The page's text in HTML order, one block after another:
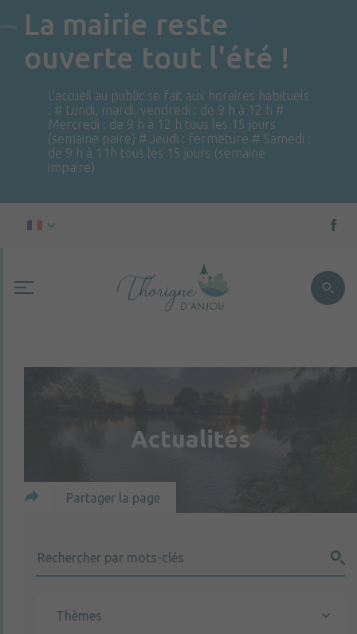
La mairie reste
ouverte tout l'été !
L'accueil au public se fait aux horaires habituels
: # Lundi, mardi, vendredi : de 9 h à 12 h #
Mercredi : de 9 h à 12 h tous les 15 jours
(semaine paire) # Jeudi : fermeture # Samedi :
de 9 h à 11h tous les 15 jours (semaine
impaire)
Actualités
Partager la page